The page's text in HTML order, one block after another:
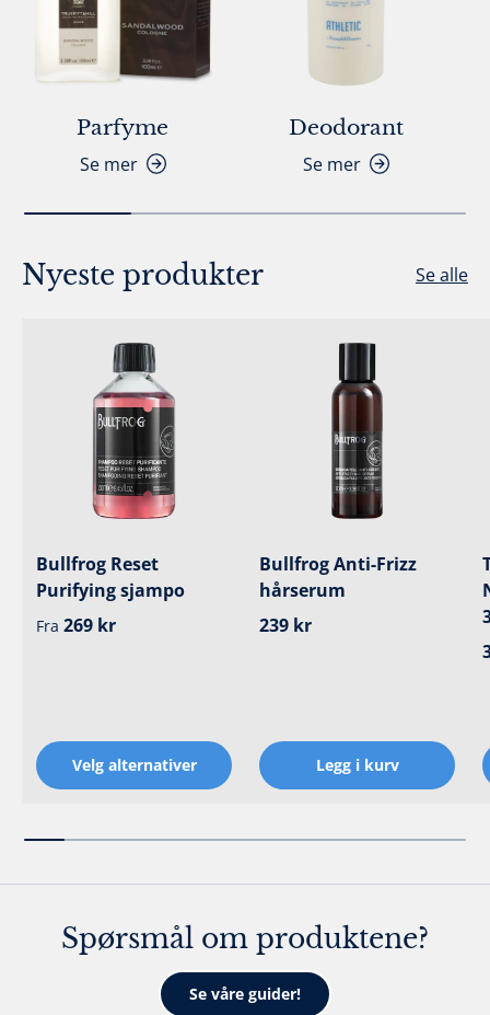
Parfyme
Se mer
Deodorant
Se mer
Nyeste produkter Se alle
Bullfrog Reset
Purifying sjampo
Ordinær pris
Fra 269 kr
Velg alternativer
Bullfrog Anti-Frizz
hårserum
Ordinær pris
239 kr
Legg i kurv
Spørsmål om produktene?
Se våre guider!